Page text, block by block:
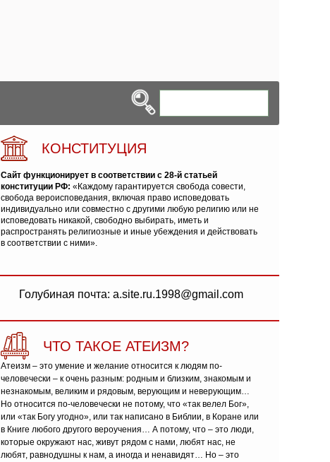
КОНСТИТУЦИЯ
Сайт функционирует в соответствии с 28-й статьей
конституции РФ: «Каждому гарантируется свобода совести,
свобода вероисповедания, включая право исповедовать
индивидуально или совместно с другими любую религию или не
исповедовать никакой, свободно выбирать, иметь и
распространять религиозные и иные убеждения и действовать
в соответствии с ними».
Голубиная почта: a.site.ru.1998@gmail.com
ЧТО ТАКОЕ АТЕИЗМ?
Атеизм – это умение и желание относится к людям по-
человечески – к очень разным: родным и близким, знакомым и
незнакомым, великим и рядовым, верующим и неверующим…
Но относится по-человечески не потому, что «так велел Бог»,
или «так Богу угодно», или так написано в Библии, в Коране или
в Книге любого другого вероучения… А потому, что – это люди,
которые окружают нас, живут рядом с нами, любят нас, не
любят, равнодушны к нам, а иногда и ненавидят… Но – это